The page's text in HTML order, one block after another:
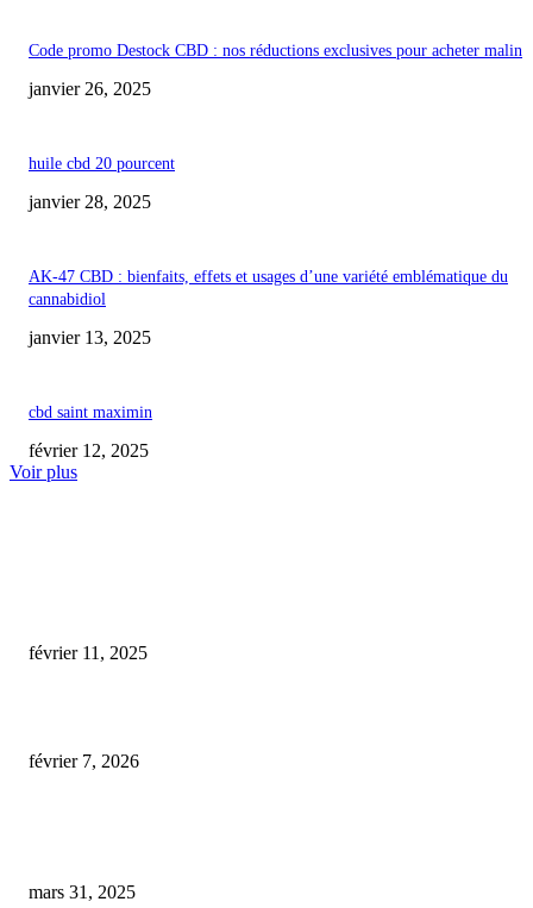
Code promo Destock CBD : nos réductions exclusives pour acheter malin
janvier 26, 2025
huile cbd 20 pourcent
janvier 28, 2025
AK-47 CBD : bienfaits, effets et usages d’une variété emblématique du
cannabidiol
janvier 13, 2025
cbd saint maximin
février 12, 2025
Voir plus
février 11, 2025
février 7, 2026
mars 31, 2025